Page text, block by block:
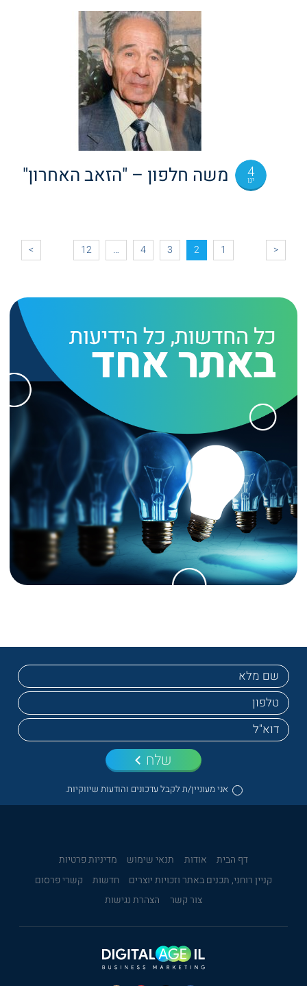
4
ינו משה חלפון – "הזאב האחרון"
<
1
2
3
4
…
12
>
אני מעוניין/ת לקבל עדכונים והודעות שיווקיות.
שלח
דף הבית אודות תנאי שימוש
מדיניות פרטיות
קניין רוחני, תכנים באתר וזכויות יוצרים
חדשות
קשרי פרסום
צור קשר
הצהרת נגישות